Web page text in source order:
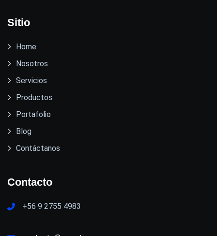
Sitio
Home
Nosotros
Servicios
Productos
Portafolio
Blog
Contáctanos
Contacto
+56 9 2755 4983